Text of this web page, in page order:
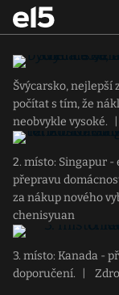
Švýcarsko, nejlepší
počítat s tím, že
neobvykle vysoké.
2. místo: Singapur
přepravu
za nákup nového
chenisyuan
3. místo: Kanada -
doporučení.